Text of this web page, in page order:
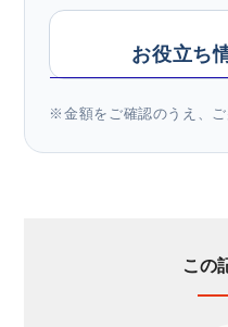
お役立ち
※金額をご確認のうえ、ご
この